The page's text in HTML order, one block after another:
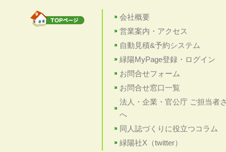
会社概要
営業案内・アクセス
自動見積&予約システム
緑陽MyPage登録・ログイン
お問合せフォーム
お問合せ窓口一覧
法人・企業・官公庁 ご担当者
へ
同人誌づくりに役立つコラム
緑陽社X（twitter）